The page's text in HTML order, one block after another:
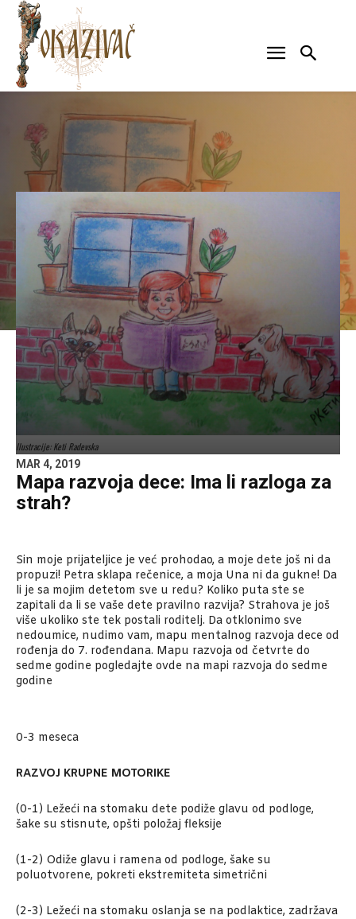
Ilustracije: Keti Radevska
MAR 4, 2019
Mapa razvoja dece: Ima li razloga za
strah?
Sin moje prijateljice je već prohodao, a moje dete još ni da
propuzi! Petra sklapa rečenice, a moja Una ni da gukne! Da
li je sa mojim detetom sve u redu? Koliko puta ste se
zapitali da li se vaše dete pravilno razvija? Strahova je još
više ukoliko ste tek postali roditelj. Da otklonimo sve
nedoumice, nudimo vam, mapu mentalnog razvoja dece od
rođenja do 7. rođendana. Mapu razvoja od četvrte do
sedme godine pogledajte ovde na mapi razvoja do sedme
godine
0-3 meseca
RAZVOJ KRUPNE MOTORIKE
(0-1) Ležeći na stomaku dete podiže glavu od podloge,
šake su stisnute, opšti položaj fleksije
(1-2) Odiže glavu i ramena od podloge, šake su
poluotvorene, pokreti ekstremiteta simetrični
(2-3) Ležeći na stomaku oslanja se na podlaktice, zadržava